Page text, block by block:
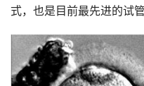
式，也是目前最先进的试管